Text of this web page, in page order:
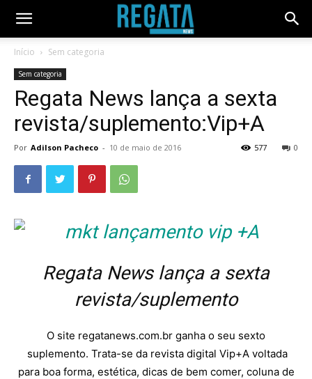
Início Sem categoria
Sem categoria
Regata News lança a sexta
revista/suplemento:Vip+A
Por Adilson Pacheco - 10 de maio de 2016 0
577
Regata News lança a sexta
revista/suplemento
O site regatanews.com.br ganha o seu sexto
suplemento. Trata-se da revista digital Vip+A voltada
para boa forma, estética, dicas de bem comer, coluna de